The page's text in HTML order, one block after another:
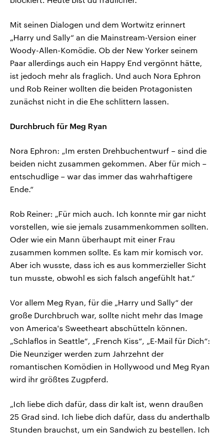
Mit seinen Dialogen und dem Wortwitz erinnert
„Harry und Sally“ an die Mainstream-Version einer
Woody-Allen-Komödie. Ob der New Yorker seinem
Paar allerdings auch ein Happy End vergönnt hätte,
ist jedoch mehr als fraglich. Und auch Nora Ephron
und Rob Reiner wollten die beiden Protagonisten
zunächst nicht in die Ehe schlittern lassen.
Durchbruch für Meg Ryan
Nora Ephron: „Im ersten Drehbuchentwurf – sind die
beiden nicht zusammen gekommen. Aber für mich –
entschudlige – war das immer das wahrhaftigere
Ende.“
Rob Reiner: „Für mich auch. Ich konnte mir gar nicht
vorstellen, wie sie jemals zusammenkommen sollten.
Oder wie ein Mann überhaupt mit einer Frau
zusammen kommen sollte. Es kam mir komisch vor.
Aber ich wusste, dass ich es aus kommerzieller Sicht
tun musste, obwohl es sich falsch angefühlt hat.“
Vor allem Meg Ryan, für die „Harry und Sally“ der
große Durchbruch war, sollte nicht mehr das Image
von America's Sweetheart abschütteln können.
„Schlaflos in Seattle“, „French Kiss“, „E-Mail für Dich“:
Die Neunziger werden zum Jahrzehnt der
romantischen Komödien in Hollywood und Meg Ryan
wird ihr größtes Zugpferd.
„Ich liebe dich dafür, dass dir kalt ist, wenn draußen
25 Grad sind. Ich liebe dich dafür, dass du anderthalb
Stunden brauchst, um ein Sandwich zu bestellen. Ich